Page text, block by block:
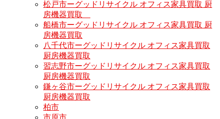
松戸市ーグッドリサイクル オフィス家具買取 厨
房機器買取
船橋市ーグッドリサイクル オフィス家具買取 厨
房機器買取
八千代市ーグッドリサイクル オフィス家具買取
厨房機器買取
習志野市ーグッドリサイクル オフィス家具買取
厨房機器買取
鎌ヶ谷市ーグッドリサイクル オフィス家具買取
厨房機器買取
柏市